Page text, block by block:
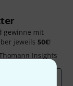
gewinne mit
jeweils 50€!
Insights